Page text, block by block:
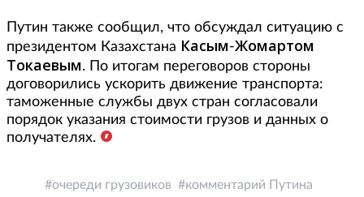
Путин также сообщил, что обсуждал ситуацию с
президентом Казахстана Касым-Жомартом
Токаевым. По итогам переговоров стороны
договорились ускорить движение транспорта:
таможенные службы двух стран согласовали
порядок указания стоимости грузов и данных о
получателях.
очереди грузовиков
комментарий Путина